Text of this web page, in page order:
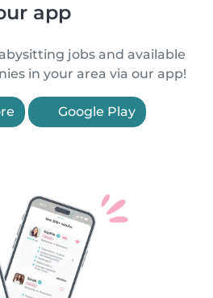
app
jobs and available
in your area via our app!
Google Play